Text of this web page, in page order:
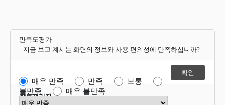
만족도평가
지금 보고 계시는 화면의 정보와 사용 편의성에 만족하십니까?
매우 만족 만족
보통
불만족
매우 불만족
만족도 점수 선택
항목관리자